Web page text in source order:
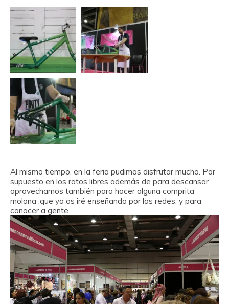
Al mismo tiempo, en la feria pudimos disfrutar mucho. Por
supuesto en los ratos libres además de para descansar
aprovechamos también para hacer alguna comprita
molona ,que ya os iré enseñando por las redes, y para
conocer a gente.